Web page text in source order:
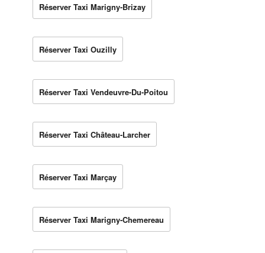
Réserver Taxi Marigny-Brizay
Réserver Taxi Ouzilly
Réserver Taxi Vendeuvre-Du-Poitou
Réserver Taxi Château-Larcher
Réserver Taxi Marçay
Réserver Taxi Marigny-Chemereau